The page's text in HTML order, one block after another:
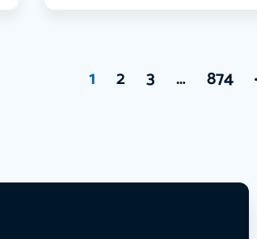
1 2 3 … 874